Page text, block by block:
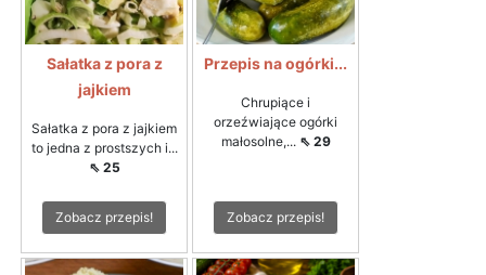
Sałatka z pora z
jajkiem
Sałatka z pora z jajkiem
to jedna z prostszych i...
⇖ 25
Zobacz przepis!
Przepis na ogórki...
Chrupiące i
orzeźwiające ogórki
małosolne,... ⇖ 29
Zobacz przepis!